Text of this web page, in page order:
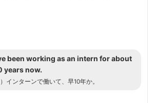
been working as an intern for about
years now.
インターンで働いて、早10年か。